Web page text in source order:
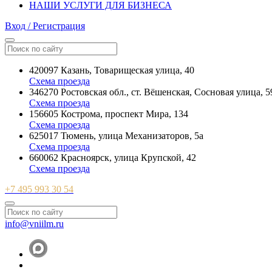
НАШИ УСЛУГИ ДЛЯ БИЗНЕСА
Вход / Регистрация
420097 Казань, Товарищеская улица, 40
Схема проезда
346270 Ростовская обл., ст. Вёшенская, Сосновая улица,
Схема проезда
156605 Кострома, проспект Мира, 134
Схема проезда
625017 Тюмень, улица Механизаторов, 5а
Схема проезда
660062 Красноярск, улица Крупской, 42
Схема проезда
+7 495 993 30 54
info@vniilm.ru